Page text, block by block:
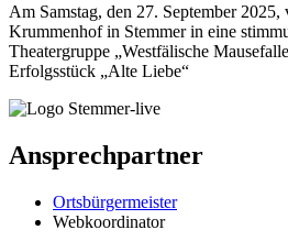
Am Samstag, den 27. September 2025,
Krummenhof in Stemmer in eine
Theatergruppe „Westfälische
Erfolgsstück „Alte Liebe“
Ansprechpartner
Ortsbürgermeister
Webkoordinator